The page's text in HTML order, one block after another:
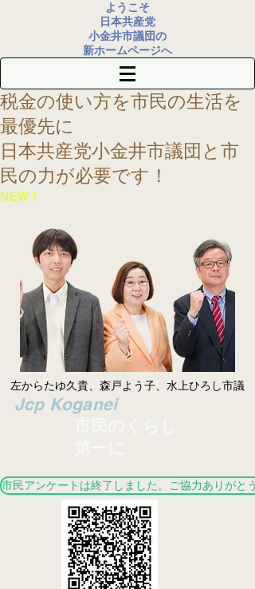
ようこそ
日本共産党
小金井市議団の
新ホームページへ
税金の使い方を市民の生活を
最優先に
​日本共産党小金井市議団 と市
民の力が必要です！
​NEW！
左からたゆ久貴、森戸よう子、水上ひろし市議
​Jcp Koganei
市民アンケートは終了しました。ご協力ありがと